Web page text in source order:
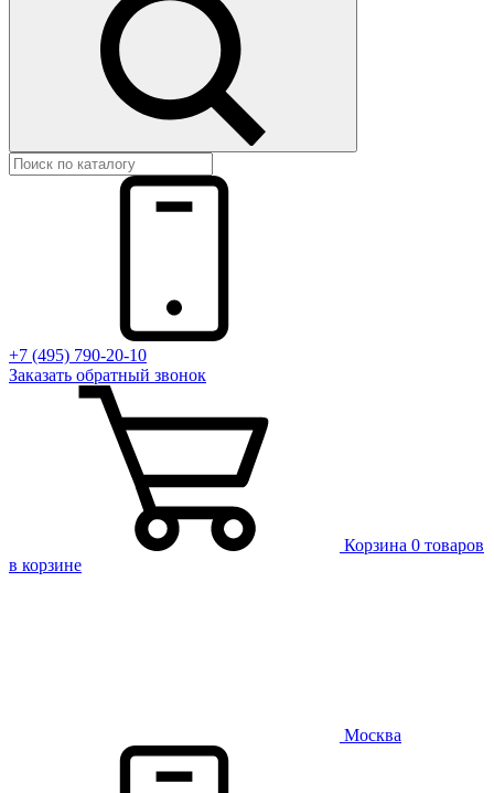
+7 (495) 790-20-10
Заказать обратный звонок
Корзина 0 товаров
в корзине
Москва